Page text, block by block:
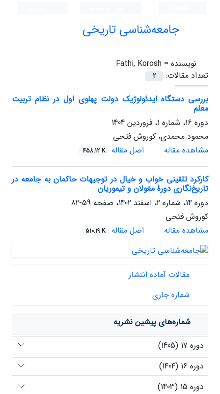
جامعه‌شناسی تاریخی
نویسنده = Fathi, Korosh
تعداد مقالات:
2
بررسی دستگاه ایدئولوژیک دولت پهلوی اول در نظام تربیت
معلم
دوره 16، شماره 1، فروردین 1404
محمود محمدی، کوروش فتحی
مشاهده مقاله
اصل مقاله 458.12 K
کارکرد تلقینی خواب و خیال در توجیهات حاکمان به جامعه در
تاریخ‌نگاری دورۀ مغولان و تیموریان
دوره 14، شماره 2، اسفند 1402، صفحه
59-82
کوروش فتحی
مشاهده مقاله
اصل مقاله 510.19 K
مقالات آماده انتشار
شماره جاری
شماره‌های پیشین نشریه
دوره 17 (1405)
دوره 16 (1404)
دوره 15 (1403)